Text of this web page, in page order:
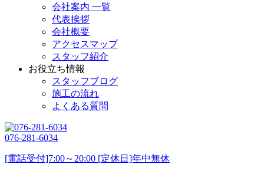
会社案内 一覧
代表挨拶
会社概要
アクセスマップ
スタッフ紹介
お役立ち情報
スタッフブログ
施工の流れ
よくある質問
076-281-6034
[電話受付]7:00～20:00 [定休日]年中無休